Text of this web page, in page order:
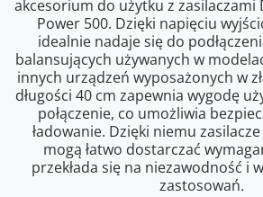
akcesorium do użytku z zasilaczami
Power 500. Dzięki napięciu
idealnie nadaje się do
balansujących używanych w
innych urządzeń wyposażonych w
długości 40 cm zapewnia wygodę
połączenie, co umożliwia
ładowanie. Dzięki niemu
mogą łatwo dostarczać
przekłada się na niezawodność i
zastosowań.